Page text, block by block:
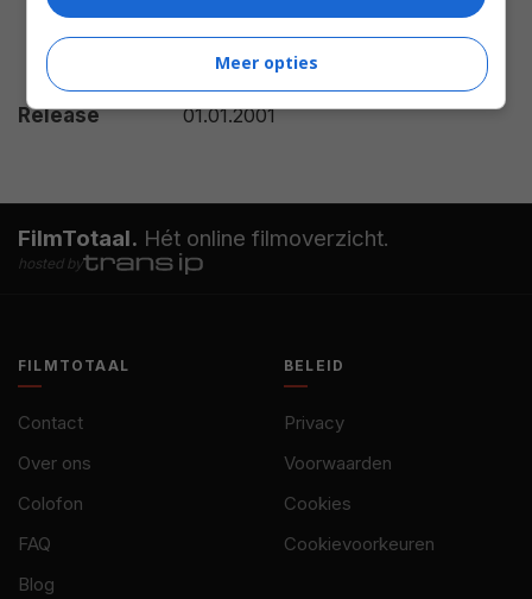
Stewart,Nathan Hoppe,Peter
Costigan ,Caroline Gillis
Release
01.01.2001
FilmTotaal. Hét online filmoverzicht.
hosted by
FILMTOTAAL
Contact
Over ons
Colofon
FAQ
Blog
BELEID
Privacy
Voorwaarden
Cookies
Cookievoorkeuren
Meer opties